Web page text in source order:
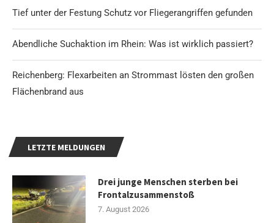
Tief unter der Festung Schutz vor Fliegerangriffen gefunden
Abendliche Suchaktion im Rhein: Was ist wirklich passiert?
Reichenberg: Flexarbeiten an Strommast lösten den großen
Flächenbrand aus
LETZTE MELDUNGEN
Drei junge Menschen sterben bei
Frontalzusammenstoß
7. August 2026